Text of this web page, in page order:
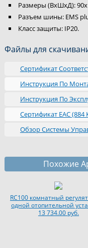
Размеры (ВхШхД):
Разъем шины: EMS
Класс защиты: IP20.
Файлы для
Сертификат
Инструкция По
Инструкция По
Сертификат ЕАС (884
Обзор Системы
Похожие
RC100 комнатный
одной отопительной
13 734.00 руб.